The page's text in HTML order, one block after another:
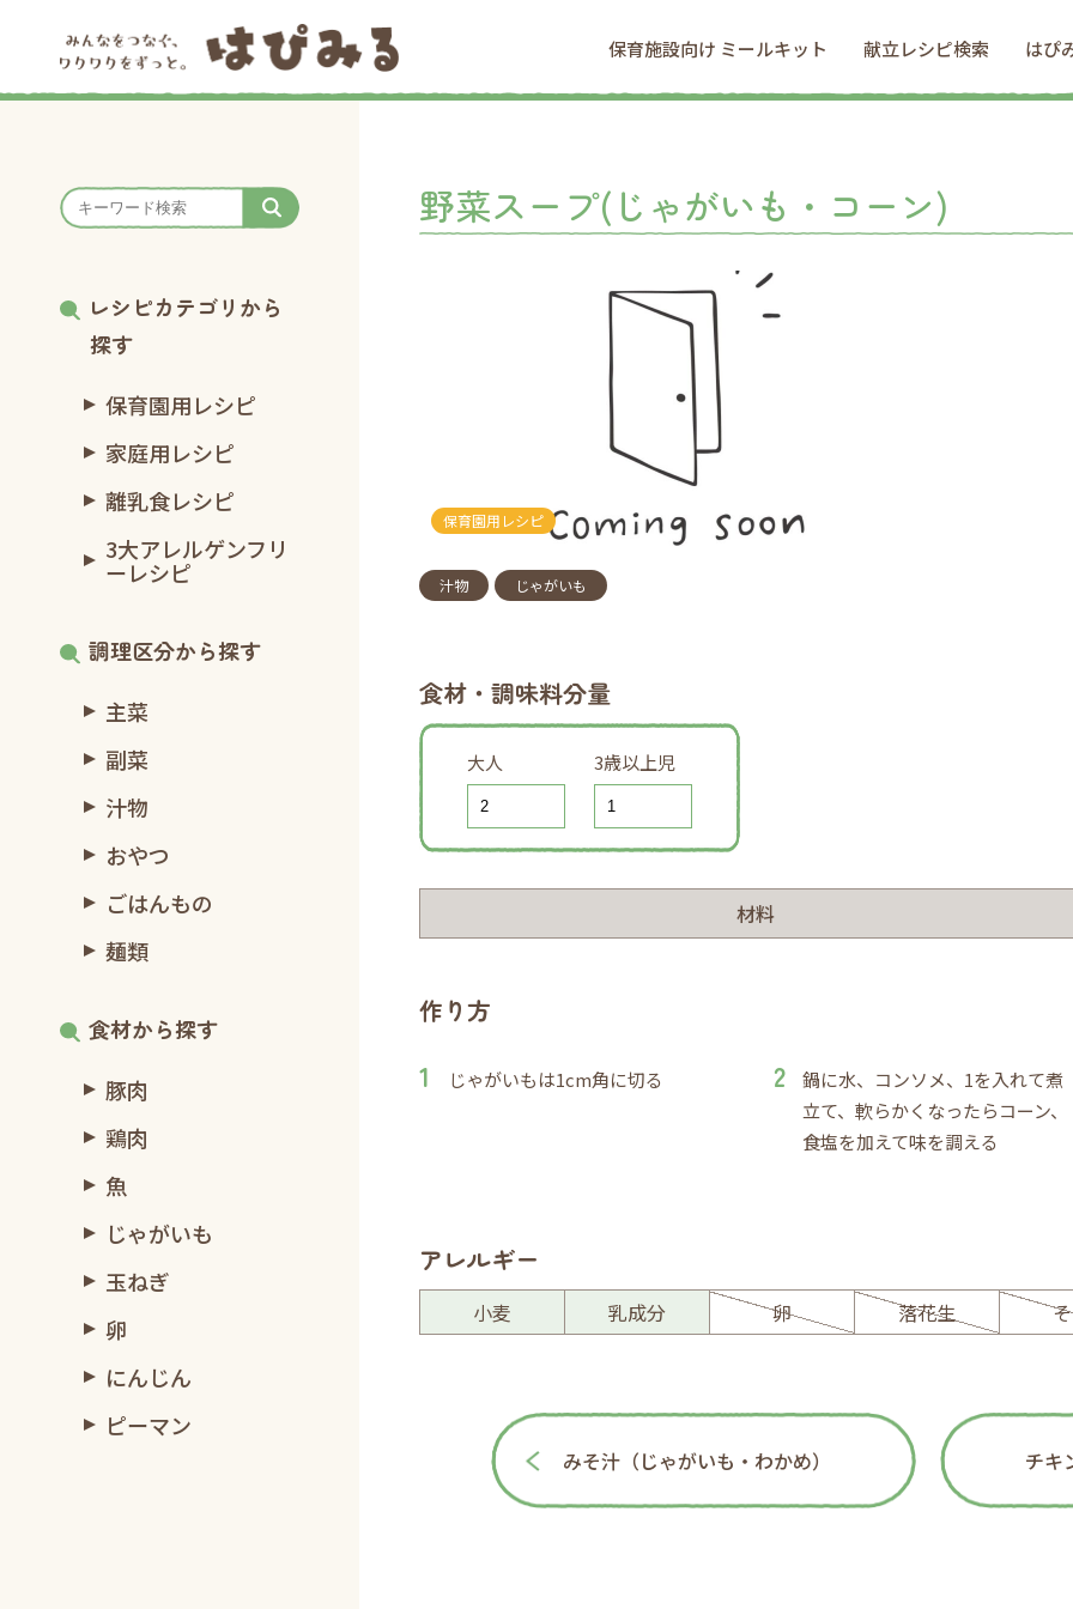
保育施設向け ミールキット 献立レシピ検索 はぴ
レシピカテゴリから
探す
保育園用レシピ
家庭用レシピ
離乳食レシピ
3大アレルゲンフリ
ーレシピ
調理区分から探す
主菜
副菜
汁物
おやつ
ごはんもの
麺類
食材から探す
豚肉
鶏肉
魚
じゃがいも
玉ねぎ
卵
にんじん
ピーマン
野菜スープ(じゃがいも・コーン)
保育園用レシピ
汁物 じゃがいも
食材・調味料分量
大人 3歳以上児
材料
作り方
じゃがいもは1cm角に切る
鍋に水、コンソメ、1を入れて煮
立て、軟らかくなったらコーン、
食塩を加えて味を調える
アレルギー
小麦 乳成分 卵 落花生
みそ汁（じゃがいも・わかめ） チキ